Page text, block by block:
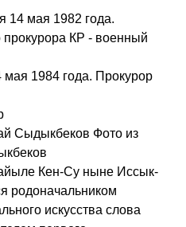
14 мая 1982 года.
прокурора КР - военный
1984 года. Прокурор
Сыдыкбеков Фото из
Кен-Су ныне Иссык-
родоначальником
искусства слова